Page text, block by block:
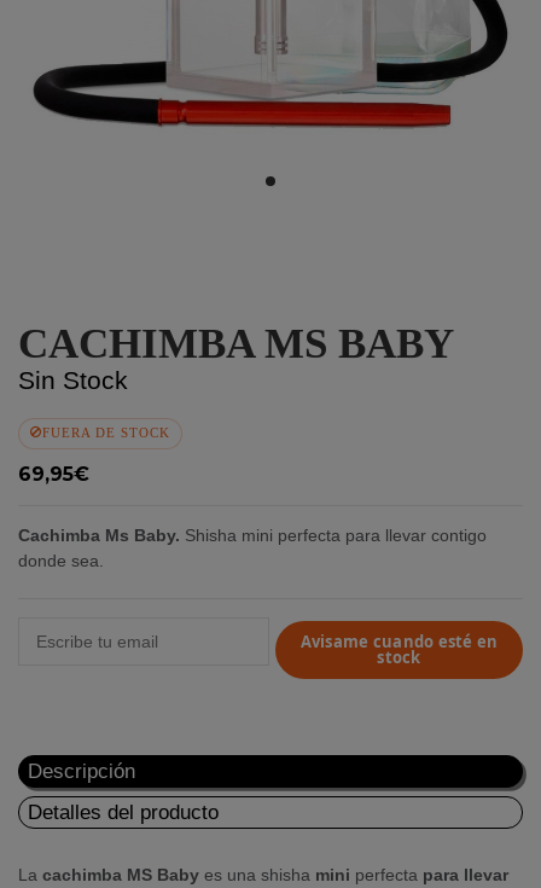
CACHIMBA MS BABY
Sin Stock
FUERA DE STOCK
69,95€
Cachimba Ms Baby. Shisha mini perfecta para llevar contigo
donde sea.
Avisame cuando esté en
stock
Descripción
Detalles del producto
La cachimba MS Baby es una shisha mini perfecta para llevar